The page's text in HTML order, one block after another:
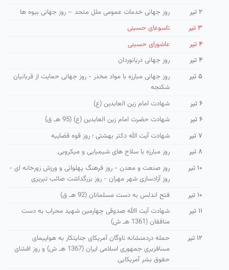
۲ تیر
روز جهانی خدمات عمومی ملل متحد – روز جهانی بیوه ها
۳ تیر
تاسوعای حسینی
۴ تیر
عاشورای حسینی
۴ تیر
روز جهانی دریانوردان
۵ تیر
روز جهانی مبارزه با مواد مخدر - روز جهانی حمایت از قربانیان
شکنجه
۶ تیر
شهادت امام زین العابدین (ع)
۶ تیر
شهادت حضرت امام زین العابدین (ع) (95 هـ ق)
۷ تیر
شهادت آیت الله دکتر بهشتی ؛ روز قوه قضاییه
۸ تیر
روز مبارزه با سلاح های شیمیایی و میکروبی
۱۰ تیر
روز صنعت و معدن - روز فرهنگ پهلوانی و ورزش زورخانه ای -
روز آزادسازی شهر مهران - روز بزرگداشت صائب تبریزی
۱۰ تیر
فتح اندلس به دست مسلمانان (92 هـ ق)
۱۱ تیر
شهادت آیت االله صدوقی چهارمین شهید محراب به دست
منافقان (1361 هـ ش)
۱۲ تیر
حمله دردمنشانه ناوگان آمریكای جنایتكار به هواپیمای
مسافربری جمهوری اسلامی ایران (1367 هـ ش) و روز افشای
حقوق بشر آمریكایی